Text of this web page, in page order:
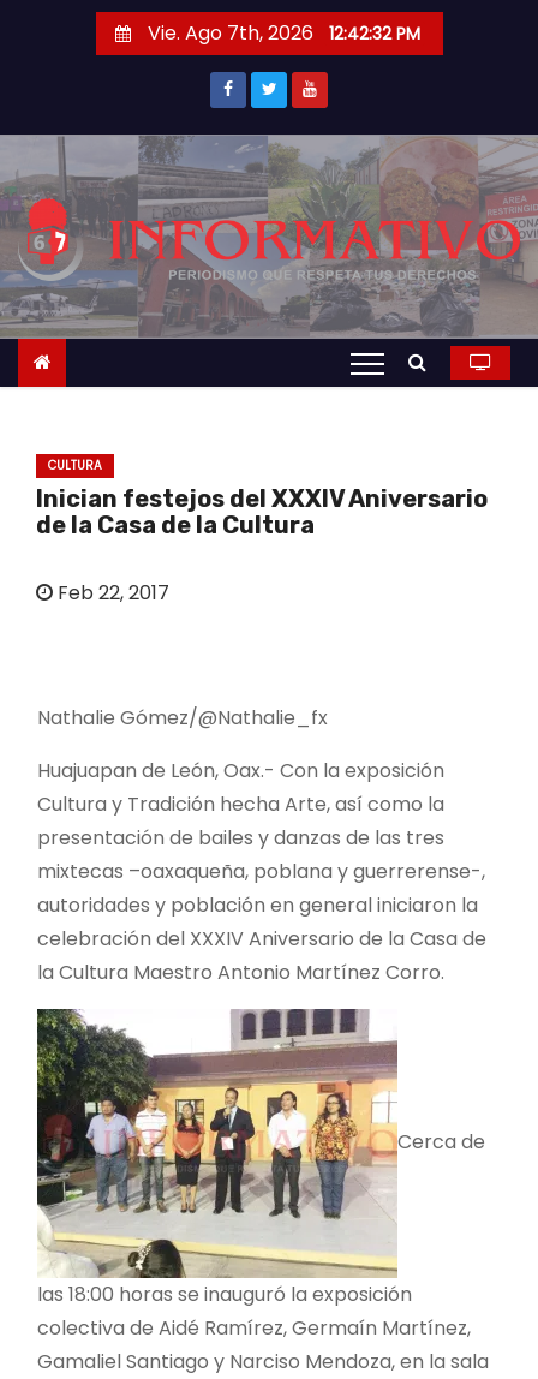
r
a
c
o
t
Vie. Ago 7th, 2026 12:42:32 PM
CULTURA
Inician festejos del XXXIV Aniversario
de la Casa de la Cultura
Feb 22, 2017
Nathalie Gómez/@Nathalie_fx
Huajuapan de León, Oax.- Con la exposición
Cultura y Tradición hecha Arte, así como la
presentación de bailes y danzas de las tres
mixtecas –oaxaqueña, poblana y guerrerense-,
autoridades y población en general iniciaron la
celebración del XXXIV Aniversario de la Casa de
la Cultura Maestro Antonio Martínez Corro.
Cerca de
las 18:00 horas se inauguró la exposición
colectiva de Aidé Ramírez, Germaín Martínez,
Gamaliel Santiago y Narciso Mendoza, en la sala